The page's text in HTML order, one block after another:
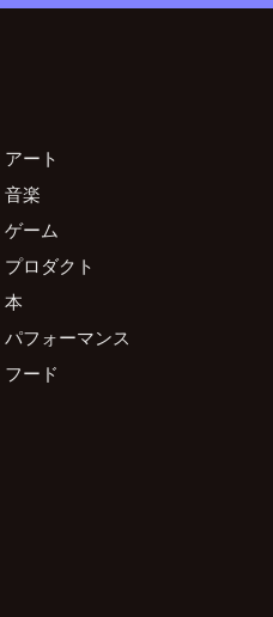
アート
音楽
ゲーム
プロダクト
本
パフォーマンス
フード